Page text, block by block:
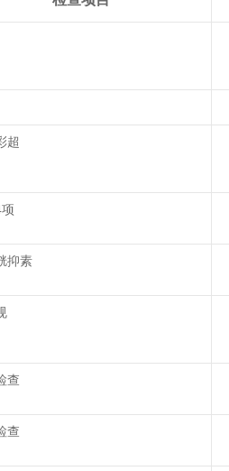
超
抑素
查
查